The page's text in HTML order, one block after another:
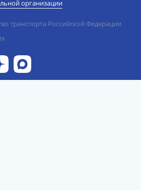
организации
транспорта Российской Федерации